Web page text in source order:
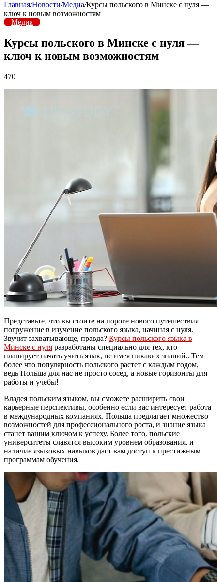
Главная/Новости/Медиа/Курсы польского в Минске с нуля —
ключ к новым возможностям
Медиа
Курсы польского в Минске с нуля —
ключ к новым возможностям
470
Представьте, что вы стоите на пороге нового путешествия —
погружение в изучение польского языка, начиная с нуля.
Звучит захватывающе, правда? Курсы польского языка в
Минске с нуля разработаны специально для тех, кто
планирует начать учить язык, не имея никаких знаний.. Тем
более что популярность польского растет с каждым годом,
ведь Польша для нас не просто сосед, а новые горизонты для
работы и учебы!
Владея польским языком, вы сможете расширить свои
карьерные перспективы, особенно если вас интересует работа
в международных компаниях. Польша предлагает множество
возможностей для профессионального роста, и знание языка
станет вашим ключом к успеху. Более того, польские
университеты славятся высоким уровнем образования, и
наличие языковых навыков даст вам доступ к престижным
программам обучения.